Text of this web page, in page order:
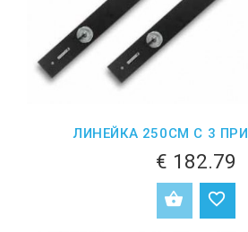
ЛИНЕЙКА 250СМ С 3
€ 182.79